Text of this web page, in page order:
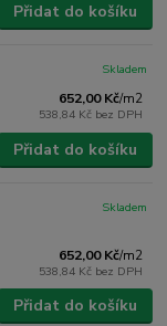
Přidat do košíku
652,00 Kč/m2
538,84 Kč bez DPH
Skladem
Přidat do košíku
652,00 Kč/m2
538,84 Kč bez DPH
Skladem
Přidat do košíku